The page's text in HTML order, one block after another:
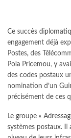
Ce succès
engagement déjà
Postes, des
Pola Pricemou, y
des codes postaux
nomination d’un
précisément de ces
Le groupe «
systèmes postaux. Il